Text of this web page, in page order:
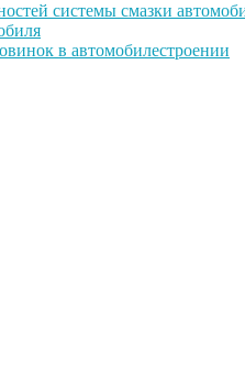
системы смазки
в автомобилестроении